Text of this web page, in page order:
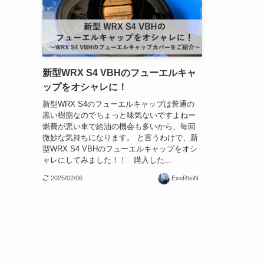
新型WRX S4 VBHのフューエルキャ
ップをオシャレに！
新型WRX S4のフューエルキャップは普通の
黒い樹脂なのでちょっと味気ないですよねー
燃費が悪い車で給油の機会も多いから、毎回
微妙な気持ちになります。 と言うわけで、新
型WRX S4 VBHのフューエルキャップをオシ
ャレにしてみました！！ 購入した...
2025/02/06 ExeRtioN